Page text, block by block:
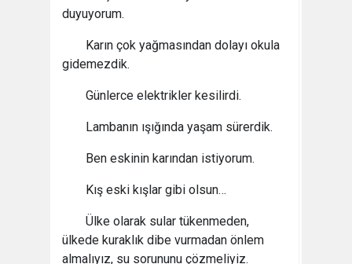
duyuyorum.
Karın çok yağmasından dolayı okula
gidemezdik.
Günlerce elektrikler kesilirdi.
Lambanın ışığında yaşam sürerdik.
Ben eskinin karından istiyorum.
Kış eski kışlar gibi olsun…
Ülke olarak sular tükenmeden,
ülkede kuraklık dibe vurmadan önlem
almalıyız, su sorununu çözmeliyiz.